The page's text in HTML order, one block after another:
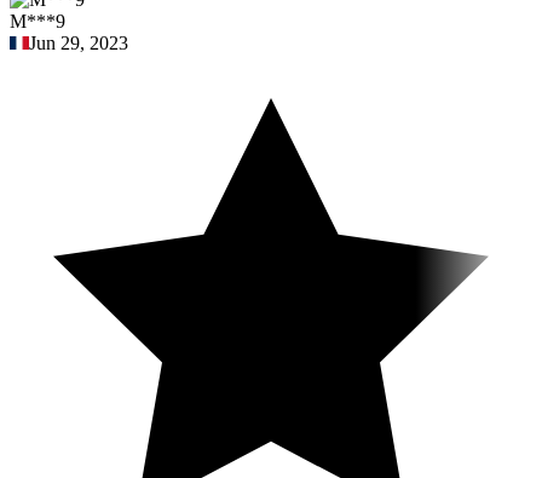
M***9
Jun 29, 2023